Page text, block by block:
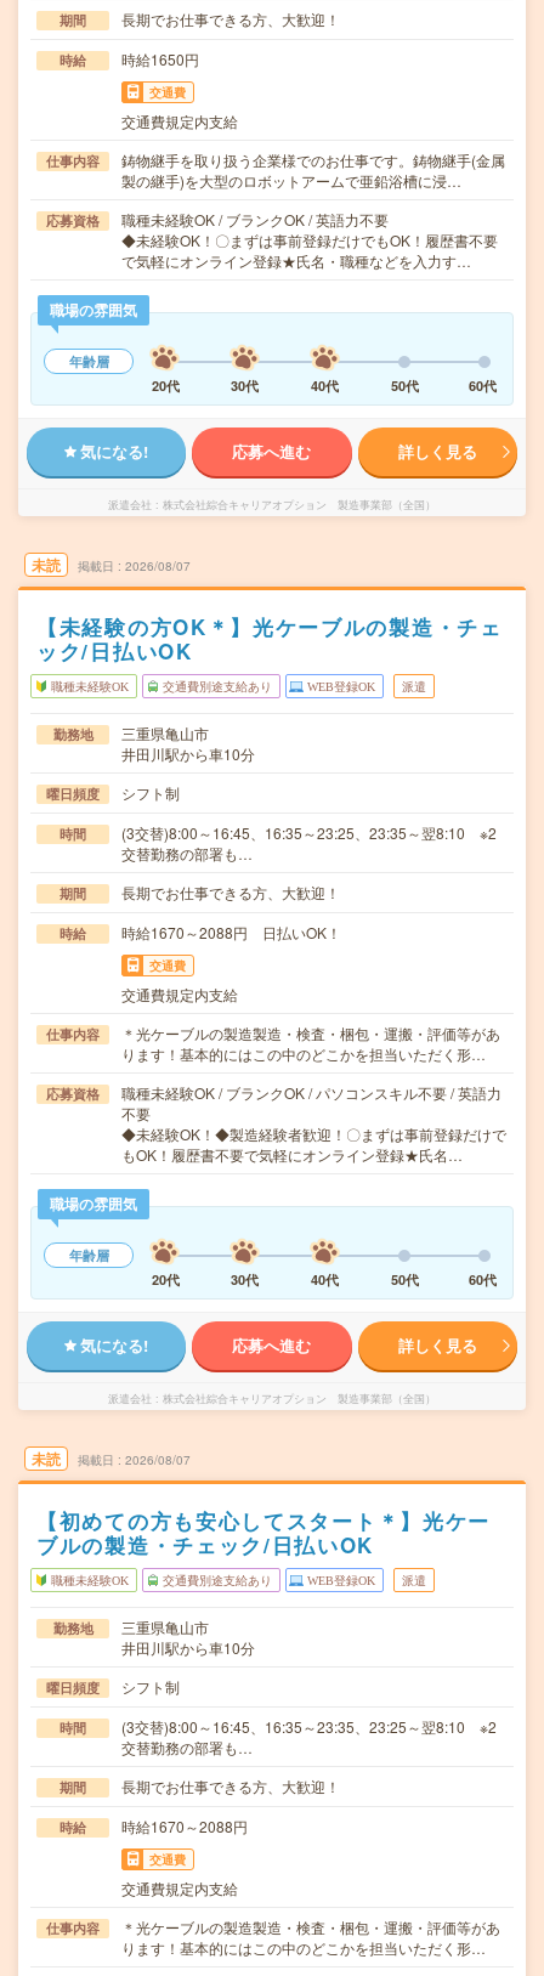
期間 長期でお仕事できる方、大歓迎！
時給 時給1650円
交通費
交通費規定内支給
仕事内容
鋳物継手を取り扱う企業様でのお仕事です。鋳物継手(金属
製の継手)を大型のロボットアームで亜鉛浴槽に浸…
応募資格
職種未経験OK / ブランクOK / 英語力不要
◆未経験OK！〇まずは事前登録だけでもOK！履歴書不要
で気軽にオンライン登録★氏名・職種などを入力す…
職場の雰囲気
年齢層
20代
30代 40代 50代 60代
気になる! 応募へ進む 詳しく見る
派遣会社 株式会社綜合キャリアオプション 製造事業部（全国）
未読 掲載日 2026/08/07
【未経験の方OK＊】光ケーブルの製造・チェ
ック/日払いOK
職種未経験OK 交通費別途支給あり WEB登録OK 派遣
勤務地
三重県亀山市
井田川駅から車10分
曜日頻度 シフト制
時間
(3交替)8:00～16:45、16:35～23:25、23:35～翌8:10 ※2
交替勤務の部署も…
期間 長期でお仕事できる方、大歓迎！
時給 時給1670～2088円 日払いOK！
交通費
交通費規定内支給
仕事内容
＊光ケーブルの製造製造・検査・梱包・運搬・評価等があ
ります！基本的にはこの中のどこかを担当いただく形…
応募資格
職種未経験OK / ブランクOK / パソコンスキル不要 / 英語力
不要
◆未経験OK！◆製造経験者歓迎！〇まずは事前登録だけで
もOK！履歴書不要で気軽にオンライン登録★氏名…
職場の雰囲気
年齢層
20代
30代 40代 50代 60代
気になる! 応募へ進む 詳しく見る
派遣会社 株式会社綜合キャリアオプション 製造事業部（全国）
未読 掲載日 2026/08/07
【初めての方も安心してスタート＊】光ケー
ブルの製造・チェック/日払いOK
職種未経験OK 交通費別途支給あり WEB登録OK 派遣
勤務地
三重県亀山市
井田川駅から車10分
曜日頻度 シフト制
時間
(3交替)8:00～16:45、16:35～23:35、23:25～翌8:10 ※2
交替勤務の部署も…
期間 長期でお仕事できる方、大歓迎！
時給 時給1670～2088円
交通費
交通費規定内支給
仕事内容
＊光ケーブルの製造製造・検査・梱包・運搬・評価等があ
ります！基本的にはこの中のどこかを担当いただく形…